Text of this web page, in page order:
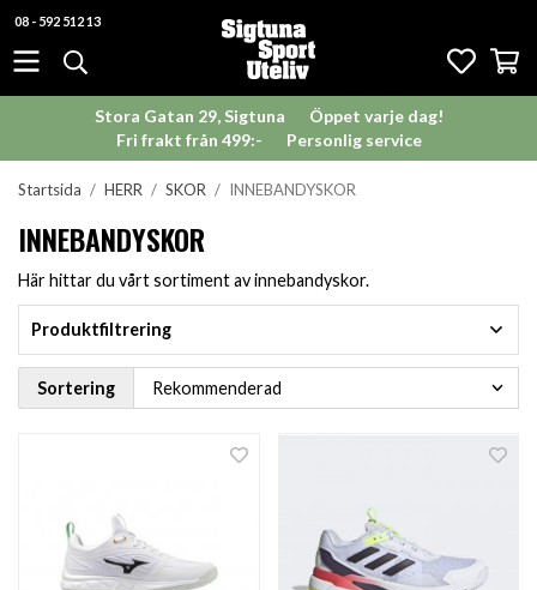
08 - 592 512 13
Stora Gatan 29, Sigtuna
Öppet varje dag!
Fri frakt från 499:-
Personlig service
Startsida / HERR / SKOR / INNEBANDYSKOR
INNEBANDYSKOR
Här hittar du vårt sortiment av innebandyskor.
Produktfiltrering
Sortering